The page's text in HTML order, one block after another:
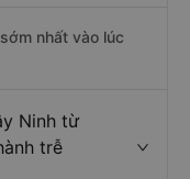
nhất vào lúc
Ninh từ
trễ